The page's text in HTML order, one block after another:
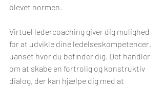
blevet normen.
Virtuel ledercoaching giver dig mulighed
for at udvikle dine ledelseskompetencer,
uanset hvor du befinder dig. Det handler
om at skabe en fortrolig og konstruktiv
dialog, der kan hjælpe dig med at